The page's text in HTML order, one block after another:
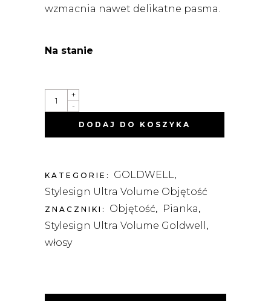
wzmacnia nawet delikatne pasma.
Na stanie
STYLESIGN
BODIFYING
BRILLIANCE
NADAJĄCA
OBJĘTOŚĆ
PIANKA
QUANTITY
-
+
DODAJ DO KOSZYKA
KATEGORIE: GOLDWELL,
Stylesign Ultra Volume Objętość
ZNACZNIKI: Objętość, Pianka ,
Stylesign Ultra Volume Goldwell ,
włosy